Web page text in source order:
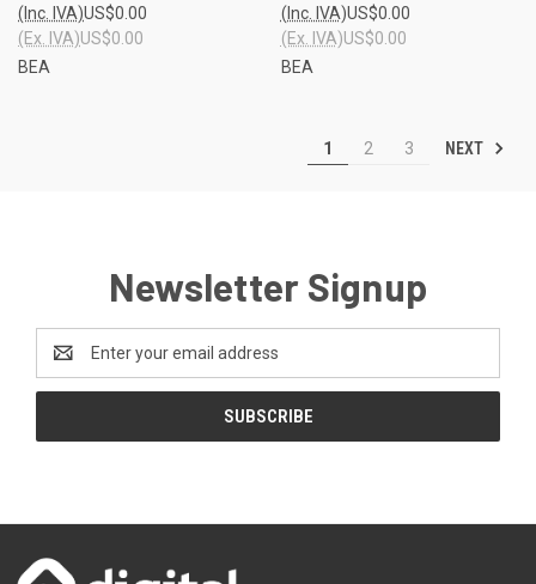
US$0.00
(Inc. IVA)
US$0.00
(Ex. IVA)
BEA
US$0.00
(Inc. IVA)
US$0.00
(Ex. IVA)
BEA
1 2 3 NEXT
Newsletter Signup
Address